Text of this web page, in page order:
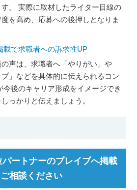
。 実際に取材したライター目線の
を高め、応募への後押しとなりま
で求職者への訴求性UP
声は、求職者へ「やりがい」や
プ」などを具体的に伝えられるコン
今後のキャリア形成をイメージでき
っかりと伝えましょう。
ートナーのブレイブへ掲載
相談ください